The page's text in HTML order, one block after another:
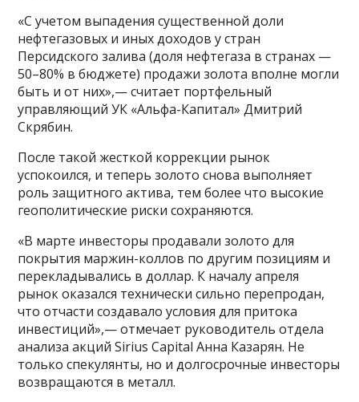
«С учетом выпадения существенной доли
нефтегазовых и иных доходов у стран
Персидского залива (доля нефтегаза в странах —
50–80% в бюджете) продажи золота вполне могли
быть и от них»,— считает портфельный
управляющий УК «Альфа-Капитал» Дмитрий
Скрябин.
После такой жесткой коррекции рынок
успокоился, и теперь золото снова выполняет
роль защитного актива, тем более что высокие
геополитические риски сохраняются.
«В марте инвесторы продавали золото для
покрытия маржин-коллов по другим позициям и
перекладывались в доллар. К началу апреля
рынок оказался технически сильно перепродан,
что отчасти создавало условия для притока
инвестиций»,— отмечает руководитель отдела
анализа акций Sirius Capital Анна Казарян. Не
только спекулянты, но и долгосрочные инвесторы
возвращаются в металл.